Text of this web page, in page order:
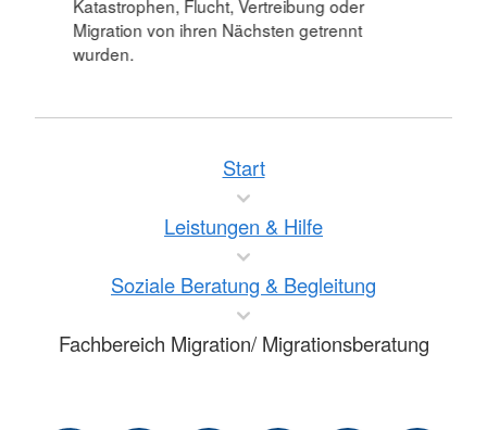
Katastrophen, Flucht, Vertreibung oder
Migration von ihren Nächsten getrennt
wurden.
Start
Leistungen & Hilfe
Soziale Beratung & Begleitung
Fachbereich Migration/ Migrationsberatung